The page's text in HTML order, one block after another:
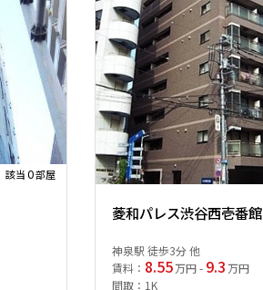
該当0部屋
菱和パレス渋谷西壱番館
神泉駅 徒歩3分 他
賃料： 8.55万円 - 9.3 万円
間取：1K